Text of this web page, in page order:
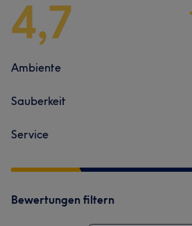
4,7
Ambiente
Sauberkeit
Service
Bewertungen filtern